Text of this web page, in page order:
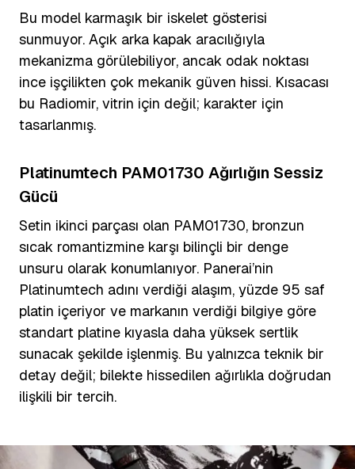
Bu model karmaşık bir iskelet gösterisi
sunmuyor. Açık arka kapak aracılığıyla
mekanizma görülebiliyor, ancak odak noktası
ince işçilikten çok mekanik güven hissi. Kısacası
bu Radiomir, vitrin için değil; karakter için
tasarlanmış.
Platinumtech PAM01730 Ağırlığın Sessiz
Gücü
Setin ikinci parçası olan PAM01730, bronzun
sıcak romantizmine karşı bilinçli bir denge
unsuru olarak konumlanıyor. Panerai’nin
Platinumtech adını verdiği alaşım, yüzde 95 saf
platin içeriyor ve markanın verdiği bilgiye göre
standart platine kıyasla daha yüksek sertlik
sunacak şekilde işlenmiş. Bu yalnızca teknik bir
detay değil; bilekte hissedilen ağırlıkla doğrudan
ilişkili bir tercih.